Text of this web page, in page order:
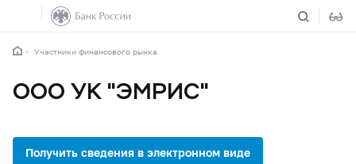
Участники финансового рынка
ООО УК "ЭМРИС"